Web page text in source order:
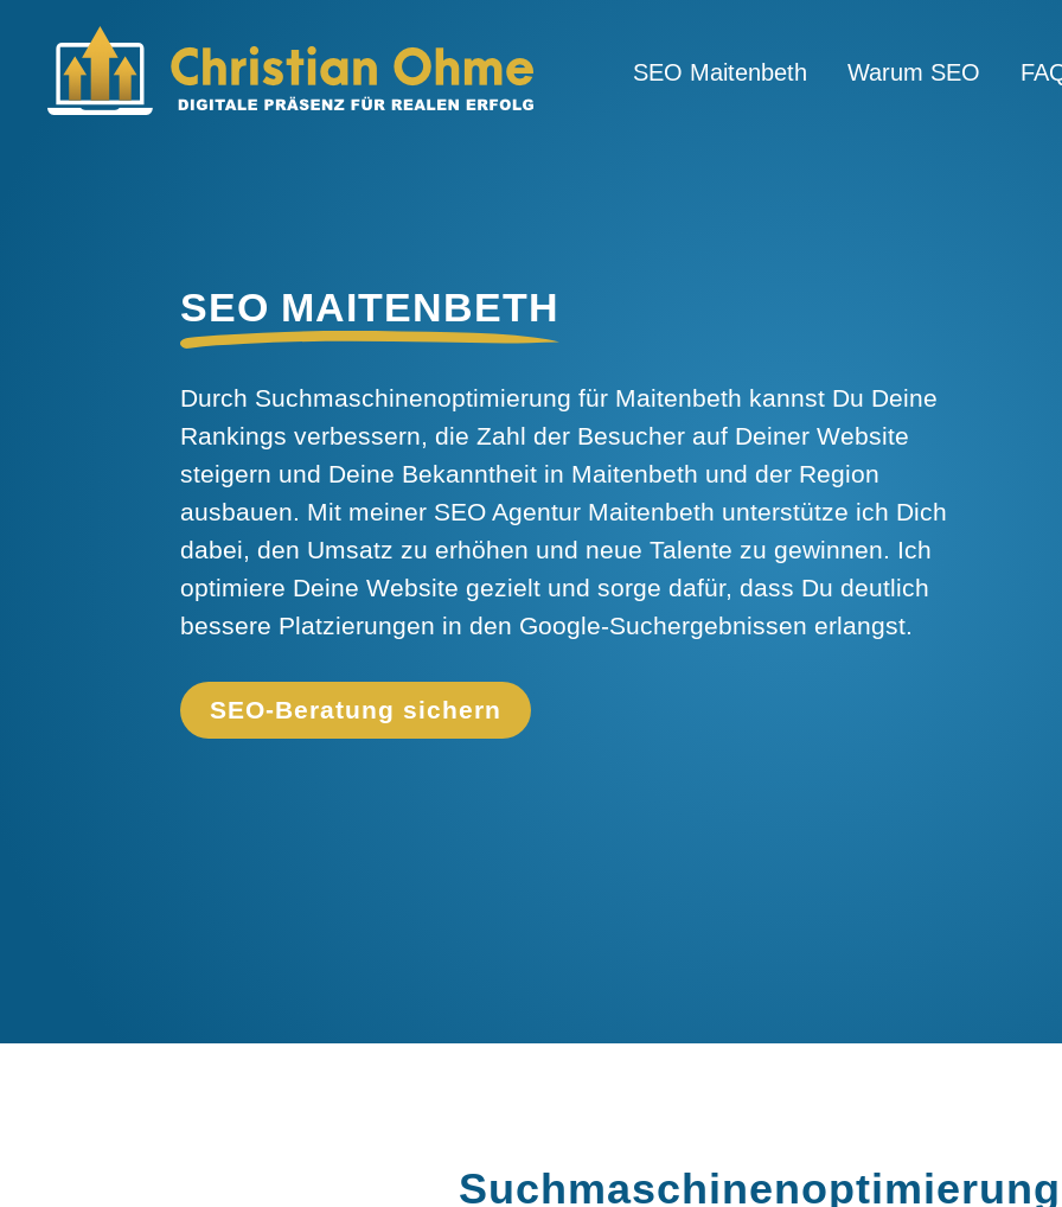
SEO Maitenbeth Warum SEO
SEO MAITENBETH
Durch Suchmaschinenoptimierung für Maitenbeth kannst Du Deine
Rankings verbessern, die Zahl der Besucher auf Deiner Website
steigern und Deine Bekanntheit in Maitenbeth und der Region
ausbauen. Mit meiner SEO Agentur Maitenbeth unterstütze ich Dich
dabei, den Umsatz zu erhöhen und neue Talente zu gewinnen. Ich
optimiere Deine Website gezielt und sorge dafür, dass Du deutlich
bessere Platzierungen in den Google-Suchergebnissen erlangst.
SEO-Beratung sichern